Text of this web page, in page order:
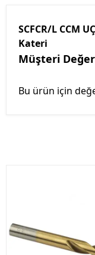
SCFCR/L CCM
Kateri
Müşteri
Bu ürün için